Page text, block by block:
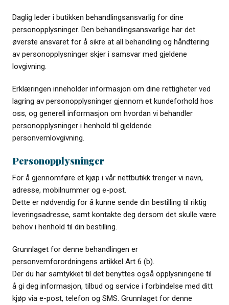
Daglig leder i butikken behandlingsansvarlig for dine
personopplysninger. Den behandlingsansvarlige har det
øverste ansvaret for å sikre at all behandling og håndtering
av personopplysninger skjer i samsvar med gjeldene
lovgivning.
Erklæringen inneholder informasjon om dine rettigheter ved
lagring av personopplysninger gjennom et kundeforhold hos
oss, og generell informasjon om hvordan vi behandler
personopplysninger i henhold til gjeldende
personvernlovgivning.
Personopplysninger
For å gjennomføre et kjøp i vår nettbutikk trenger vi navn,
adresse, mobilnummer og e-post.
Dette er nødvendig for å kunne sende din bestilling til riktig
leveringsadresse, samt kontakte deg dersom det skulle være
behov i henhold til din bestilling.
Grunnlaget for denne behandlingen er
personvernforordningens artikkel Art 6 (b).
Der du har samtykket til det benyttes også opplysningene til
å gi deg informasjon, tilbud og service i forbindelse med ditt
kjøp via e-post, telefon og SMS. Grunnlaget for denne